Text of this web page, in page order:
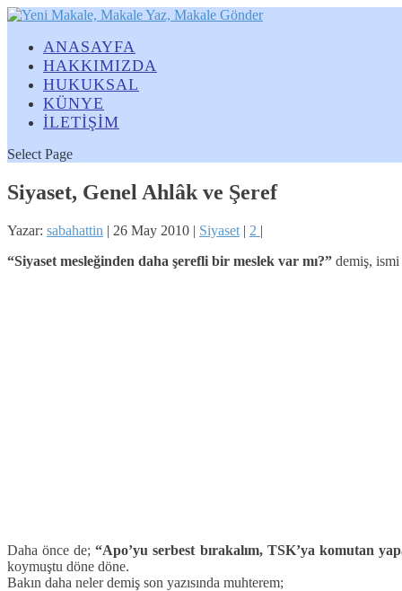
ANASAYFA
HAKKIMIZDA
HUKUKSAL
KÜNYE
İLETİŞİM
Select Page
Siyaset, Genel Ahlâk ve Şeref
Yazar: sabahattin | 26 May 2010 | Siyaset | 2 |
“Siyaset mesleğinden daha şerefli bir meslek var mı?” demiş, ismi
Daha önce de;“Apo’yu serbest bırakalım, TSK’ya komutan
koymuştu döne döne.
Bakın daha neler demiş son yazısında muhterem;